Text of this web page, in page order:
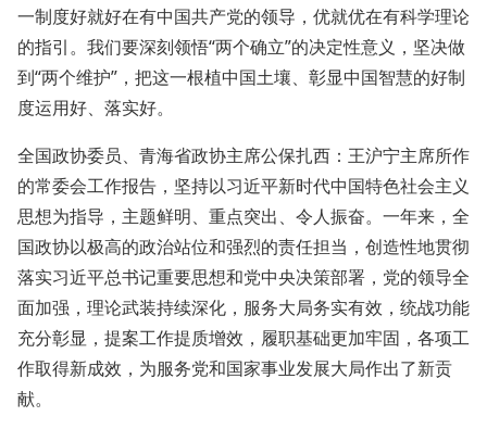
一制度好就好在有中国共产党的领导，优就优在有科学理论
的指引。我们要深刻领悟“两个确立”的决定性意义，坚决做
到“两个维护”，把这一根植中国土壤、彰显中国智慧的好制
度运用好、落实好。
全国政协委员、青海省政协主席公保扎西：王沪宁主席所作
的常委会工作报告，坚持以习近平新时代中国特色社会主义
思想为指导，主题鲜明、重点突出、令人振奋。一年来，全
国政协以极高的政治站位和强烈的责任担当，创造性地贯彻
落实习近平总书记重要思想和党中央决策部署，党的领导全
面加强，理论武装持续深化，服务大局务实有效，统战功能
充分彰显，提案工作提质增效，履职基础更加牢固，各项工
作取得新成效，为服务党和国家事业发展大局作出了新贡
献。